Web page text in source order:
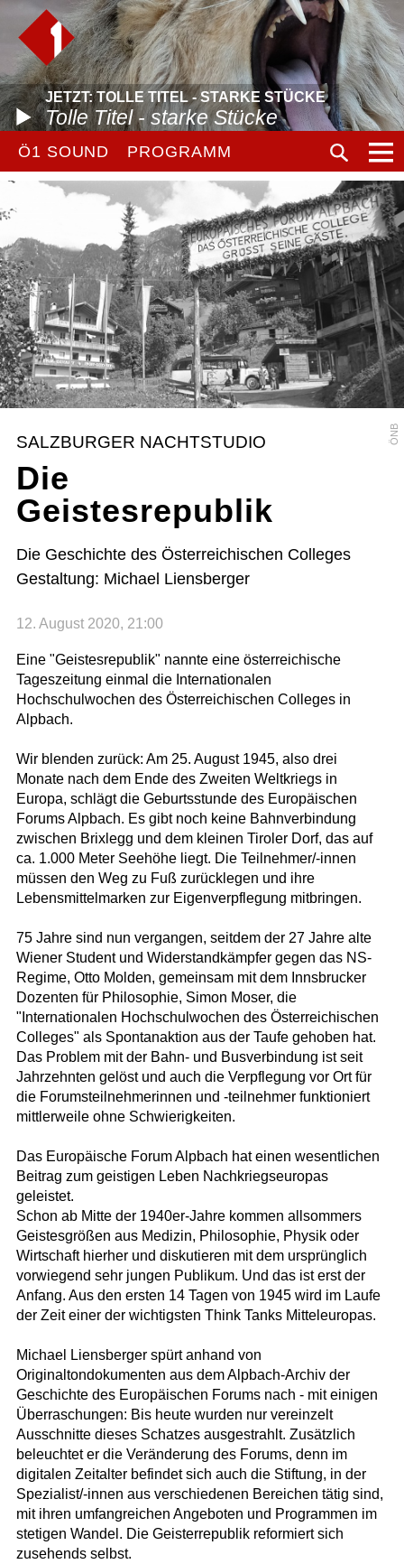
JETZT: TOLLE TITEL - STARKE STÜCKE
Tolle Titel - starke Stücke
Ö1 SOUND PROGRAMM
ÖNB
SALZBURGER NACHTSTUDIO
Die
Geistesrepublik
Die Geschichte des Österreichischen Colleges
Gestaltung: Michael Liensberger
12. August 2020, 21:00
Eine "Geistesrepublik" nannte eine österreichische
Tageszeitung einmal die Internationalen
Hochschulwochen des Österreichischen Colleges in
Alpbach.
Wir blenden zurück: Am 25. August 1945, also drei
Monate nach dem Ende des Zweiten Weltkriegs in
Europa, schlägt die Geburtsstunde des Europäischen
Forums Alpbach. Es gibt noch keine Bahnverbindung
zwischen Brixlegg und dem kleinen Tiroler Dorf, das auf
ca. 1.000 Meter Seehöhe liegt. Die Teilnehmer/-innen
müssen den Weg zu Fuß zurücklegen und ihre
Lebensmittelmarken zur Eigenverpflegung mitbringen.
75 Jahre sind nun vergangen, seitdem der 27 Jahre alte
Wiener Student und Widerstandkämpfer gegen das NS-
Regime, Otto Molden, gemeinsam mit dem Innsbrucker
Dozenten für Philosophie, Simon Moser, die
"Internationalen Hochschulwochen des Österreichischen
Colleges" als Spontanaktion aus der Taufe gehoben hat.
Das Problem mit der Bahn- und Busverbindung ist seit
Jahrzehnten gelöst und auch die Verpflegung vor Ort für
die Forumsteilnehmerinnen und -teilnehmer funktioniert
mittlerweile ohne Schwierigkeiten.
Das Europäische Forum Alpbach hat einen wesentlichen
Beitrag zum geistigen Leben Nachkriegseuropas
geleistet.
Schon ab Mitte der 1940er-Jahre kommen allsommers
Geistesgrößen aus Medizin, Philosophie, Physik oder
Wirtschaft hierher und diskutieren mit dem ursprünglich
vorwiegend sehr jungen Publikum. Und das ist erst der
Anfang. Aus den ersten 14 Tagen von 1945 wird im Laufe
der Zeit einer der wichtigsten Think Tanks Mitteleuropas.
Michael Liensberger spürt anhand von
Originaltondokumenten aus dem Alpbach-Archiv der
Geschichte des Europäischen Forums nach - mit einigen
Überraschungen: Bis heute wurden nur vereinzelt
Ausschnitte dieses Schatzes ausgestrahlt. Zusätzlich
beleuchtet er die Veränderung des Forums, denn im
digitalen Zeitalter befindet sich auch die Stiftung, in der
Spezialist/-innen aus verschiedenen Bereichen tätig sind,
mit ihren umfangreichen Angeboten und Programmen im
stetigen Wandel. Die Geisterrepublik reformiert sich
zusehends selbst.